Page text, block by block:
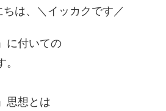
ちは、＼イッカクです／
に付いての
思想とは